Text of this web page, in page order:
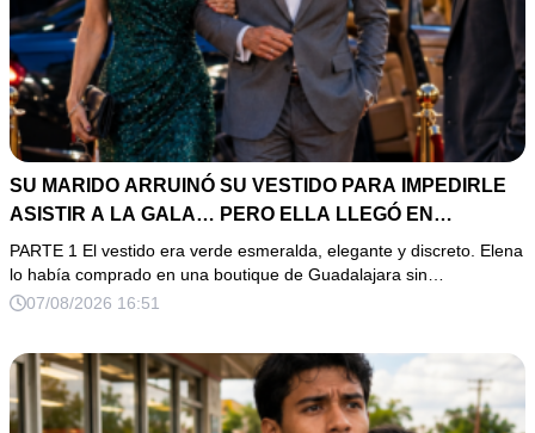
SU MARIDO ARRUINÓ SU VESTIDO PARA IMPEDIRLE
ASISTIR A LA GALA… PERO ELLA LLEGÓ EN
LIMUSINA COMO INVITADA DE HONOR DEL DUEÑO DE
LA EMPRESA
PARTE 1 El vestido era verde esmeralda, elegante y discreto. Elena
lo había comprado en una boutique de Guadalajara sin…
07/08/2026 16:51